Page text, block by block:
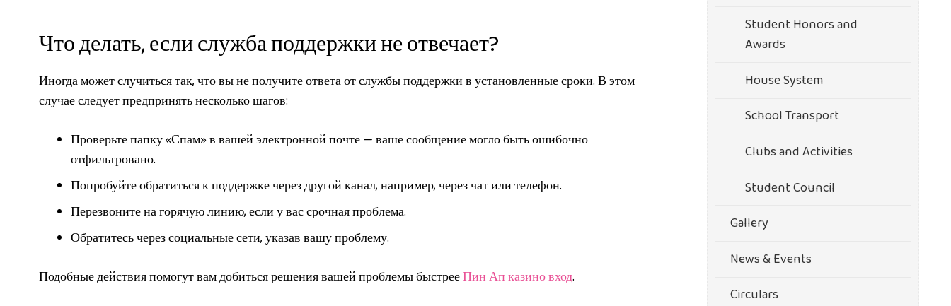
Что делать, если служба поддержки не отвечает?
Иногда может случиться так, что вы не получите ответа от службы поддержки в установленные сроки. В этом
случае следует предпринять несколько шагов:
Проверьте папку «Спам» в вашей электронной почте — ваше сообщение могло быть ошибочно
отфильтровано.
Попробуйте обратиться к поддержке через другой канал, например, через чат или телефон.
Перезвоните на горячую линию, если у вас срочная проблема.
Обратитесь через социальные сети, указав вашу проблему.
Подобные действия помогут вам добиться решения вашей проблемы быстрееПин Ап казино вход.
Student Honors and
Awards
House System
School Transport
Clubs and Activities
Student Council
Gallery
News & Events
Circulars